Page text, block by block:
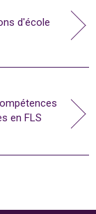
d'école
en FLS